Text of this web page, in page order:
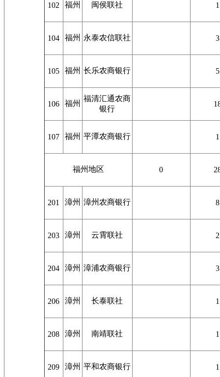
102 福州 闽侯联社 1
104 福州 永泰农信联社 3
105 福州 长乐农商银行 5
106 福州
福清汇通农商
银行
107 福州 平潭农商银行 1
福州地区 0
201 漳州 漳州农商银行 8
203 漳州 云霄联社 2
204 漳州 漳浦农商银行 3
206 漳州 长泰联社 1
208 漳州 南靖联社 1
209 漳州 平和农商银行 1